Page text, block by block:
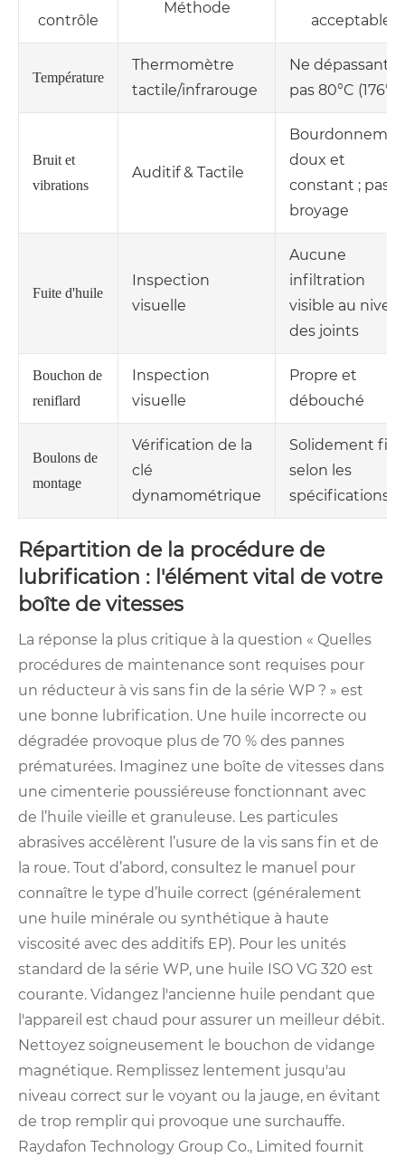
contrôle
Méthode
acceptable
Température
Thermomètre
tactile/infrarouge
Ne dépassant
pas 80°C (176°F)
Bruit et
vibrations
Auditif & Tactile
doux et
constant ; pas
broyage
Fuite d'huile
Inspection
visuelle
Aucune
infiltration
visible au
des joints
Bouchon de
reniflard
Inspection
visuelle
Propre et
débouché
Boulons de
montage
Vérification de la
clé
dynamométrique
Solidement fixé
selon les
spécifications
Répartition de la procédure de
lubrification : l'élément vital de votre
boîte de vitesses
La réponse la plus critique à la question « Quelles
procédures de maintenance sont requises pour
un réducteur à vis sans fin de la série WP ? » est
une bonne lubrification. Une huile incorrecte ou
dégradée provoque plus de 70 % des pannes
prématurées. Imaginez une boîte de vitesses dans
une cimenterie poussiéreuse fonctionnant avec
de l’huile vieille et granuleuse. Les particules
abrasives accélèrent l’usure de la vis sans fin et de
la roue. Tout d’abord, consultez le manuel pour
connaître le type d’huile correct (généralement
une huile minérale ou synthétique à haute
viscosité avec des additifs EP). Pour les unités
standard de la série WP, une huile ISO VG 320 est
courante. Vidangez l'ancienne huile pendant que
l'appareil est chaud pour assurer un meilleur débit.
Nettoyez soigneusement le bouchon de vidange
magnétique. Remplissez lentement jusqu'au
niveau correct sur le voyant ou la jauge, en évitant
de trop remplir qui provoque une surchauffe.
Raydafon Technology Group Co., Limited fournit